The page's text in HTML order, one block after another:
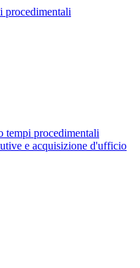
procedimentali
tempi procedimentali
e acquisizione d'ufficio